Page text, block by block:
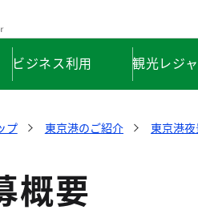
ビジネス利用 観光レジ
プ 東京港のご紹介 東京港
概要